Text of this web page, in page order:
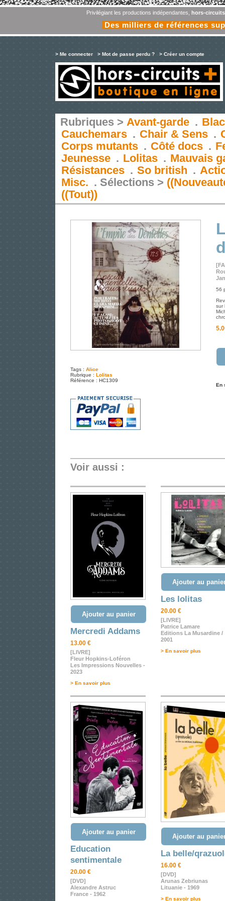
Privilégiant les productions indépendantes, hors-
Des milliers de références
> Me connecter > Mot de passe perdu ? > Créer un compte
Rubriques > Avant-garde .
Cauchemars . Chair & Sens .
Corps mutants . Côté docs .
Jeunesse . Lolitas . Mauvais
Résistances . So british .
Misc. . Sélections >
((Tout))
Tags : Alice
Rubrique : Lolitas
Référence : HC1309
56
sur
En
Voir aussi :
Ajouter au panier
Mercredi Addams
13.00 €
[LIVRE]
Fleur Hopkins-Loféron
Les Impressions Nouvelles -
2023
> En savoir plus
Ajouter au
Les lolitas
20.00 €
[LIVRE]
Patrice Lamare
Editions La Musardine /
2001
> En savoir plus
Ajouter au panier
Education
sentimentale
20.00 €
[DVD]
Alexandre Astruc
France - 1962
Ajouter au
La belle/
16.00 €
[DVD]
Arunas Zebriunas
Lituanie - 1969
> En savoir plus